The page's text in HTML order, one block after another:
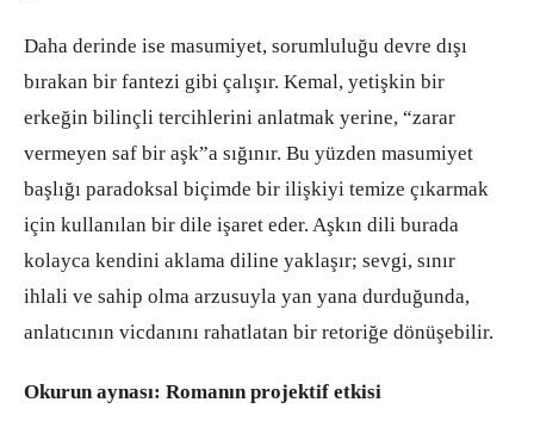
Daha derinde ise masumiyet, sorumluluğu devre dışı
bırakan bir fantezi gibi çalışır. Kemal, yetişkin bir
erkeğin bilinçli tercihlerini anlatmak yerine, “zarar
vermeyen saf bir aşk”a sığınır. Bu yüzden masumiyet
başlığı paradoksal biçimde bir ilişkiyi temize çıkarmak
için kullanılan bir dile işaret eder. Aşkın dili burada
kolayca kendini aklama diline yaklaşır; sevgi, sınır
ihlali ve sahip olma arzusuyla yan yana durduğunda,
anlatıcının vicdanını rahatlatan bir retoriğe dönüşebilir.
Okurun aynası: Romanın projektif etkisi